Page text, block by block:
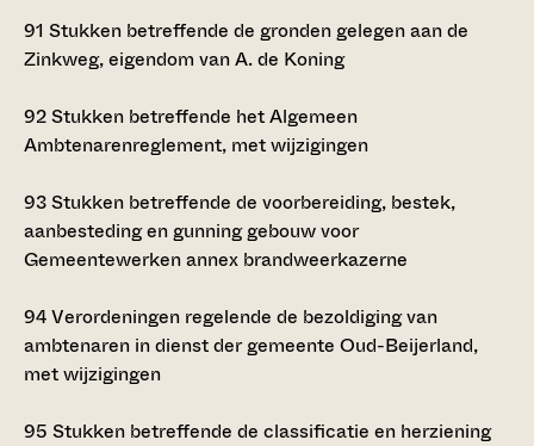
91 Stukken betreffende de gronden gelegen aan de
Zinkweg, eigendom van A. de Koning
92Stukken betreffende het Algemeen
Ambtenarenreglement, met wijzigingen
93Stukken betreffende de voorbereiding, bestek,
aanbesteding en gunning gebouw voor
Gemeentewerken annex brandweerkazerne
94Verordeningen regelende de bezoldiging van
ambtenaren in dienst der gemeente Oud-Beijerland,
met wijzigingen
95 Stukken betreffende de classificatie en herziening